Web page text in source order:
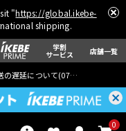
"https://global.ikebe-
shipping.
学割
サービス 店舗一覧
の遅延について(07月29日
0